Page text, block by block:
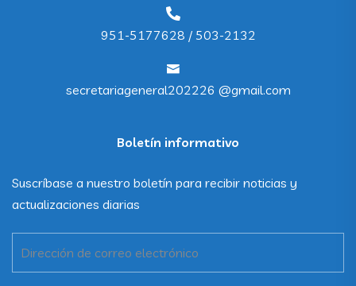
Suscríbase a nuestro boletín para recibir noticias y